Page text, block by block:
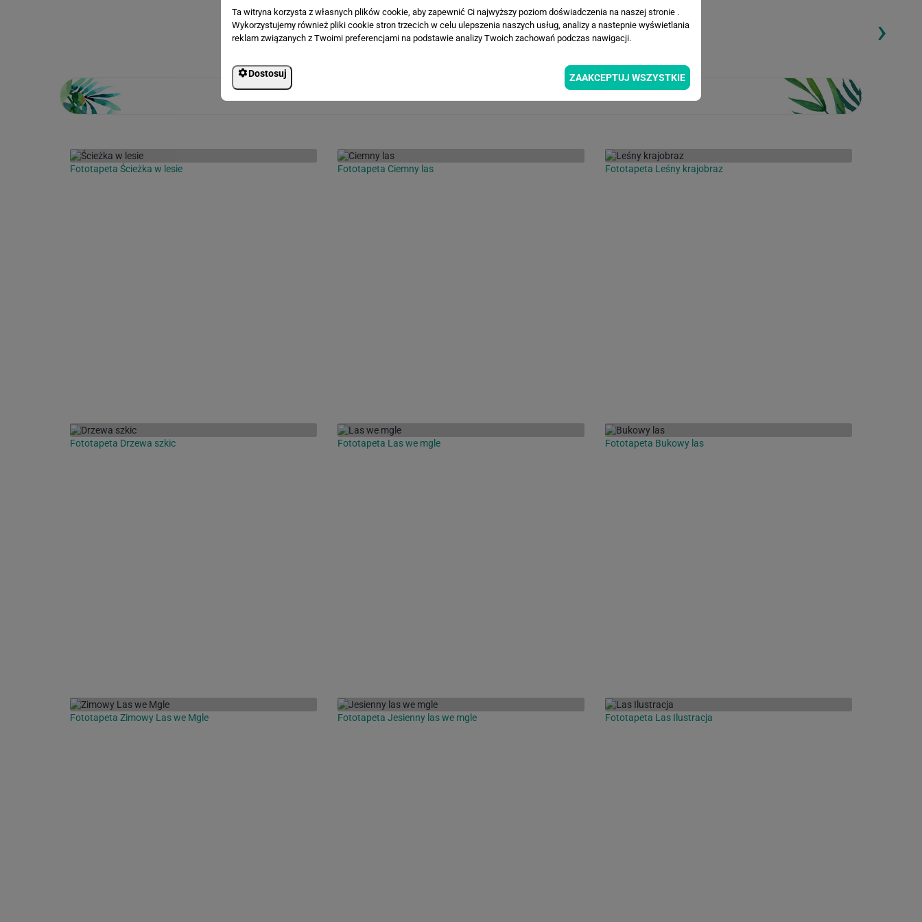
Loading... Loading... Loading...
›
Fototapeta Ścieżka w lesie Fototapeta Ciemny las Fototapeta Leśny krajobraz
Fototapeta Drzewa szkic Fototapeta Las we mgle Fototapeta Bukowy las
Fototapeta Zimowy Las we Mgle Fototapeta Jesienny las we mgle Fototapeta Las Ilustracja
Ta witryna korzysta z własnych plików cookie, aby zapewnić Ci najwyższy poziom doświadczenia na naszej stronie .
Wykorzystujemy również pliki cookie stron trzecich w celu ulepszenia naszych usług, analizy a nastepnie wyświetlania
reklam związanych z Twoimi preferencjami na podstawie analizy Twoich zachowań podczas nawigacji.
Dostosuj ZAAKCEPTUJ WSZYSTKIE